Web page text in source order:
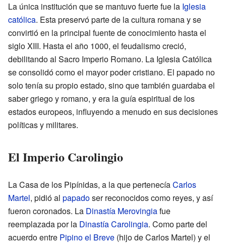
La única institución que se mantuvo fuerte fue la Iglesia
católica. Esta preservó parte de la cultura romana y se
convirtió en la principal fuente de conocimiento hasta el
siglo XIII. Hasta el año 1000, el feudalismo creció,
debilitando al Sacro Imperio Romano. La Iglesia Católica
se consolidó como el mayor poder cristiano. El papado no
solo tenía su propio estado, sino que también guardaba el
saber griego y romano, y era la guía espiritual de los
estados europeos, influyendo a menudo en sus decisiones
políticas y militares.
El Imperio Carolingio
La Casa de los Pipínidas, a la que pertenecíaCarlos
Martel, pidió al papadoser reconocidos como reyes, y así
fueron coronados. La Dinastía Merovingiafue
reemplazada por la Dinastía Carolingia. Como parte del
acuerdo entre Pipino el Breve (hijo de Carlos Martel) y el